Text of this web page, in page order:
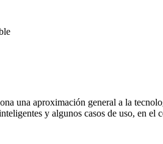
una aproximación general a la
y algunos casos de uso, en